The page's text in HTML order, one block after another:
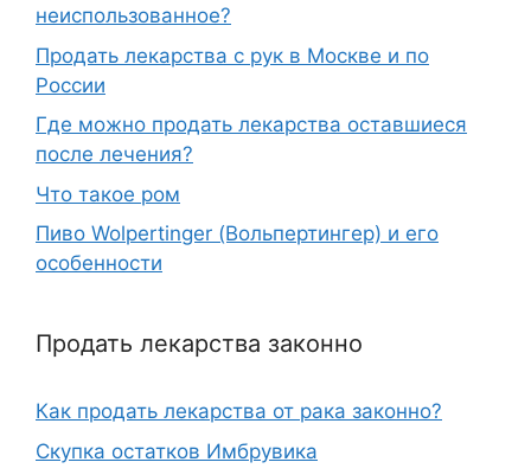
неиспользованное?
Продать лекарства с рук в Москве и по
России
Где можно продать лекарства оставшиеся
после лечения?
Что такое ром
Пиво Wolpertinger (Вольпертингер) и его
особенности
Продать лекарства законно
Как продать лекарства от рака законно?
Скупка остатков Имбрувика